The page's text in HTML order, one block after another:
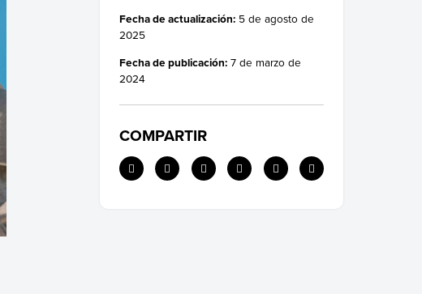
Fecha de actualización: 5 de agosto de
2025
Fecha de publicación: 7 de marzo de
2024
COMPARTIR